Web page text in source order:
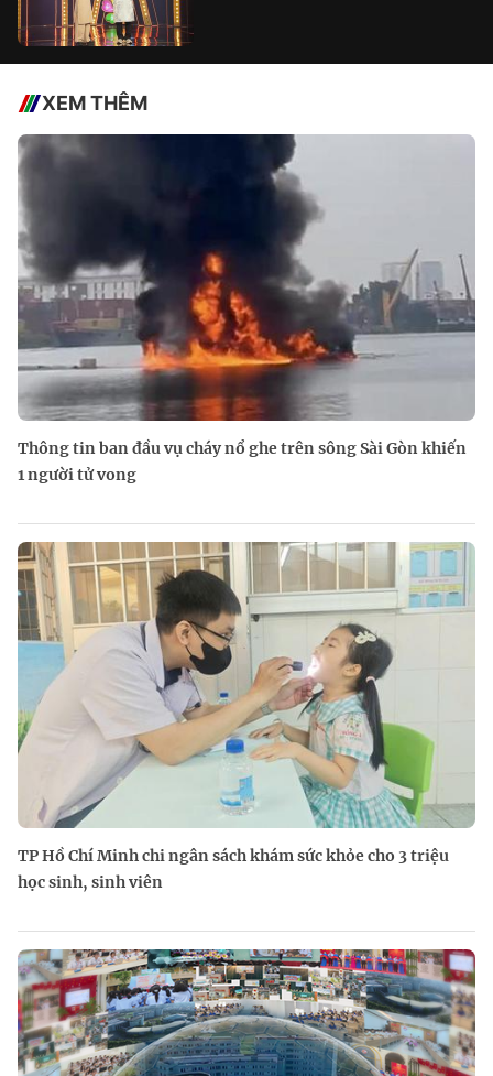
XEM THÊM
Thông tin ban đầu vụ cháy nổ ghe trên sông Sài Gòn khiến
1 người tử vong
TP Hồ Chí Minh chi ngân sách khám sức khỏe cho 3 triệu
học sinh, sinh viên